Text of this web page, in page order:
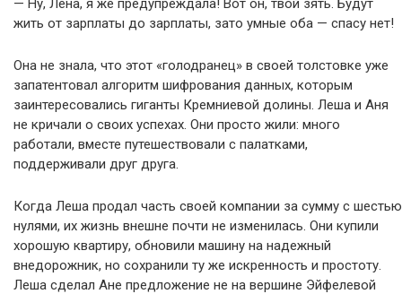
— Ну, Лена, я же предупреждала! Вот он, твой зять. Будут
жить от зарплаты до зарплаты, зато умные оба — спасу нет!
Она не знала, что этот «голодранец» в своей толстовке уже
запатентовал алгоритм шифрования данных, которым
заинтересовались гиганты Кремниевой долины. Леша и Аня
не кричали о своих успехах. Они просто жили: много
работали, вместе путешествовали с палатками,
поддерживали друг друга.
Когда Леша продал часть своей компании за сумму с шестью
нулями, их жизнь внешне почти не изменилась. Они купили
хорошую квартиру, обновили машину на надежный
внедорожник, но сохранили ту же искренность и простоту.
Леша сделал Ане предложение не на вершине Эйфелевой